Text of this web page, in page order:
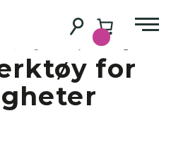
Church
– Et
for